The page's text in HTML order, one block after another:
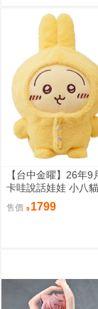
【台中金曜】26年9
卡哇說話娃娃 小八
售價 1799